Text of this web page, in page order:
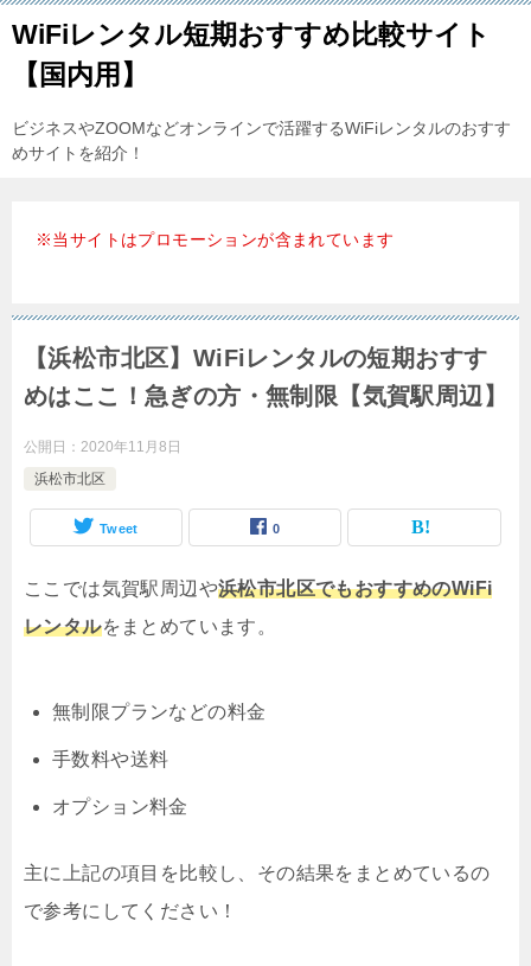
WiFiレンタル短期おすすめ比較サイト
【国内用】
ビジネスやZOOMなどオンラインで活躍するWiFiレンタルのおすす
めサイトを紹介！
※当サイトはプロモーションが含まれています
【浜松市北区】WiFiレンタルの短期おすす
めはここ！急ぎの方・無制限【気賀駅周辺】
公開日： 2020年11月8日
浜松市北区
Tweet 0
ここでは気賀駅周辺や浜松市北区でもおすすめのWiFi
レンタルをまとめています。
無制限プランなどの料金
手数料や送料
オプション料金
主に上記の項目を比較し、その結果をまとめているの
で参考にしてください！